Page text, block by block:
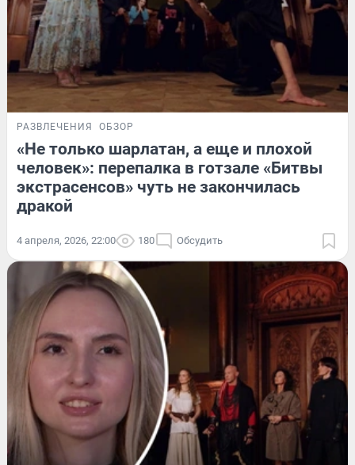
РАЗВЛЕЧЕНИЯ ОБЗОР
«Не только шарлатан, а еще и плохой
человек»: перепалка в готзале «Битвы
экстрасенсов» чуть не закончилась
дракой
4 апреля, 2026, 22:00 180 Обсудить